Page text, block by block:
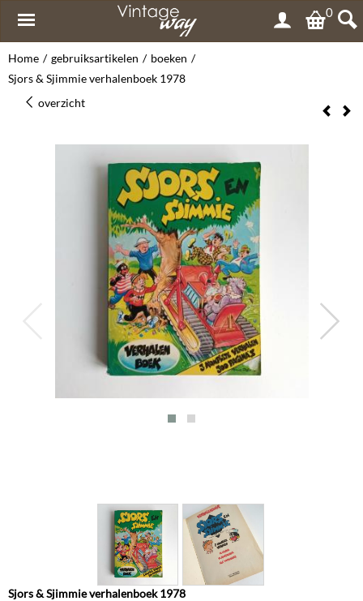
0
Home / gebruiksartikelen / boeken /
Sjors & Sjimmie verhalenboek 1978
overzicht
Sjors & Sjimmie verhalenboek 1978